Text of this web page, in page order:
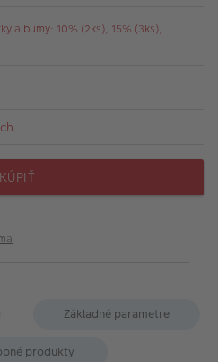
albumy: 10% (2ks), 15% (3ks),
KÚPIŤ
Základné parametre
produkty